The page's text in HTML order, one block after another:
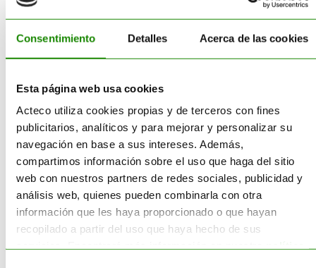
Consentimiento Detalles Acerca de las cookies
Esta página web usa cookies
Acteco utiliza cookies propias y de terceros con fines
publicitarios, analíticos y para mejorar y personalizar su
navegación en base a sus intereses. Además,
compartimos información sobre el uso que haga del sitio
web con nuestros partners de redes sociales, publicidad y
análisis web, quienes pueden combinarla con otra
información que les haya proporcionado o que hayan
recopilado a partir del uso que haya hecho de sus
Buscar
Buscar: